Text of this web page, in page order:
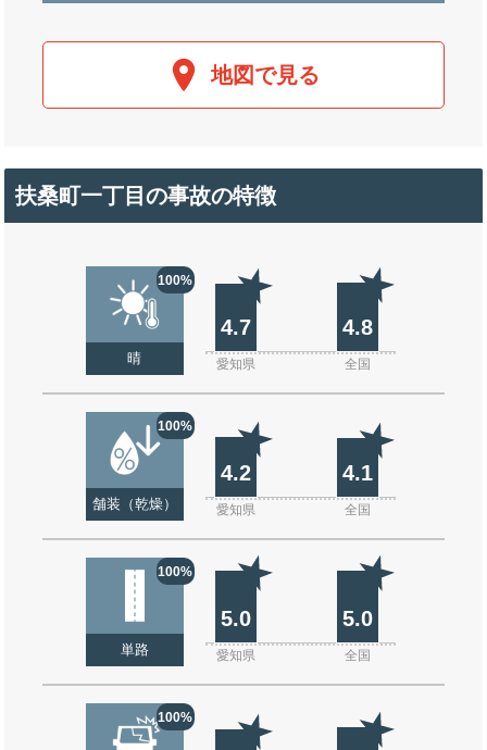
地図で見る
扶桑町一丁目の事故の特徴
100%
晴
4.7 4.8
愛知県 全国
100%
舗装（乾燥）
4.2 4.1
愛知県 全国
100%
単路
5.0 5.0
愛知県 全国
100%